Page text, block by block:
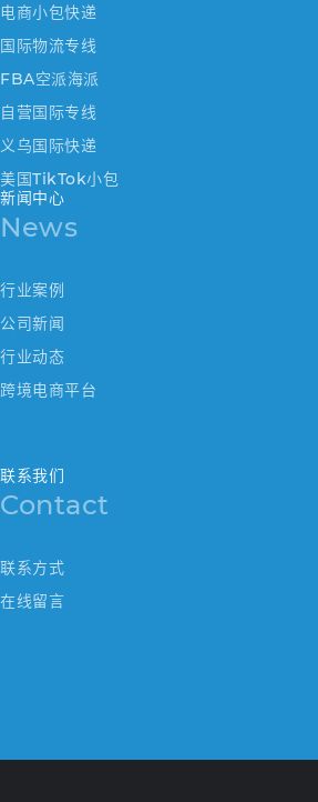
电商小包快递
国际物流专线
FBA空派海派
自营国际专线
义乌国际快递
美国TikTok小包
新闻中心
News
行业案例
公司新闻
行业动态
跨境电商平台
联系我们
Contact
联系方式
在线留言